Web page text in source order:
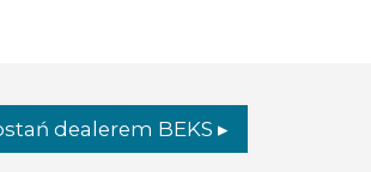
dealerem BEKS ▸